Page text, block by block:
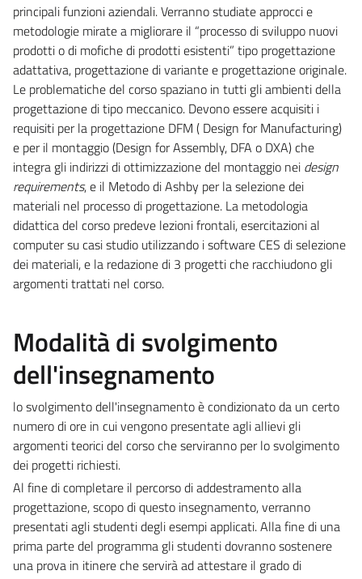
principali funzioni aziendali. Verranno studiate approcci e
metodologie mirate a migliorare il “processo di sviluppo nuovi
prodotti o di mofiche di prodotti esistenti” tipo progettazione
adattativa, progettazione di variante e progettazione originale.
Le problematiche del corso spaziano in tutti gli ambienti della
progettazione di tipo meccanico. Devono essere acquisiti i
requisiti per la progettazione DFM ( Design for Manufacturing)
e per il montaggio (Design for Assembly, DFA o DXA) che
integra gli indirizzi di ottimizzazione del montaggio nei design
requirements, e il Metodo di Ashby per la selezione dei
materiali nel processo di progettazione. La metodologia
didattica del corso predeve lezioni frontali, esercitazioni al
computer su casi studio utilizzando i software CES di selezione
dei materiali, e la redazione di 3 progetti che racchiudono gli
argomenti trattati nel corso.
Modalità di svolgimento
dell'insegnamento
lo svolgimento dell'insegnamento è condizionato da un certo
numero di ore in cui vengono presentate agli allievi gli
argomenti teorici del corso che serviranno per lo svolgimento
dei progetti richiesti.
Al fine di completare il percorso di addestramento alla
progettazione, scopo di questo insegnamento, verranno
presentati agli studenti degli esempi applicati. Alla fine di una
prima parte del programma gli studenti dovranno sostenere
una prova in itinere che servirà ad attestare il grado di